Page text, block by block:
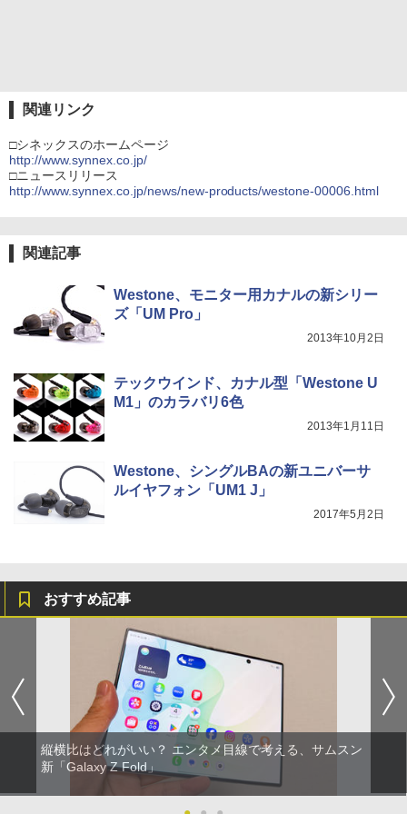
関連リンク
□シネックスのホームページ
http://www.synnex.co.jp/
□ニュースリリース
http://www.synnex.co.jp/news/new-products/westone-00006.html
関連記事
Westone、モニター用カナルの新シリー
ズ「UM Pro」
2013年10月2日
テックウインド、カナル型「Westone U
M1」のカラバリ6色
2013年1月11日
Westone、シングルBAの新ユニバーサ
ルイヤフォン「UM1 J」
2017年5月2日
おすすめ記事
縦横比はどれがいい？ エンタメ目線で考える、サムスン
新「Galaxy Z Fold」